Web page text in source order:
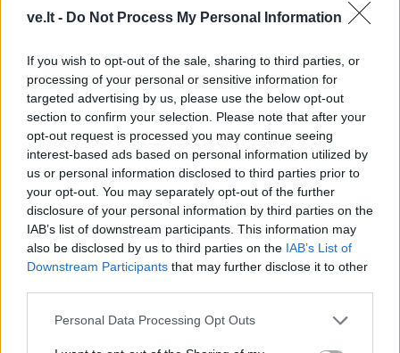
ve.lt - Do Not Process My Personal Information
If you wish to opt-out of the sale, sharing to third parties, or
processing of your personal or sensitive information for
targeted advertising by us, please use the below opt-out
section to confirm your selection. Please note that after your
opt-out request is processed you may continue seeing
interest-based ads based on personal information utilized by
us or personal information disclosed to third parties prior to
your opt-out. You may separately opt-out of the further
disclosure of your personal information by third parties on the
IAB’s list of downstream participants. This information may
also be disclosed by us to third parties on the IAB’s List of
Downstream Participants that may further disclose it to other
Personal Data Processing Opt Outs
esu krepšinio gerbėjas, tad visada seku ir sporto